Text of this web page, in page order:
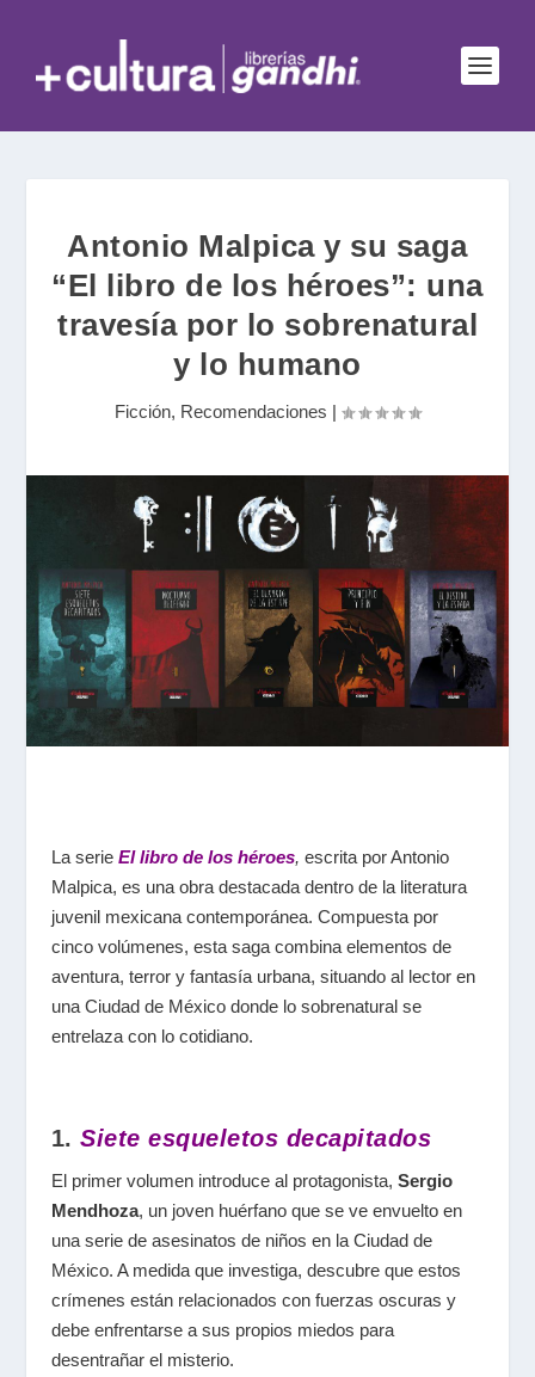
Antonio Malpica y su saga
“El libro de los héroes”: una
travesía por lo sobrenatural
y lo humano
Ficción, Recomendaciones |
La serie El libro de los héroes, escrita por Antonio
Malpica, es una obra destacada dentro de la literatura
juvenil mexicana contemporánea. Compuesta por
cinco volúmenes, esta saga combina elementos de
aventura, terror y fantasía urbana, situando al lector en
una Ciudad de México donde lo sobrenatural se
entrelaza con lo cotidiano.
1.Siete esqueletos decapitados
El primer volumen introduce al protagonista, Sergio
Mendhoza, un joven huérfano que se ve envuelto en
una serie de asesinatos de niños en la Ciudad de
México. A medida que investiga, descubre que estos
crímenes están relacionados con fuerzas oscuras y
debe enfrentarse a sus propios miedos para
desentrañar el misterio.